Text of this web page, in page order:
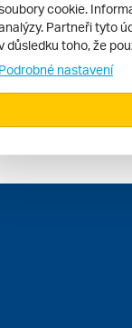
cookie.
Partneři tyto
důsledku toho, že
Podrobné nastavení